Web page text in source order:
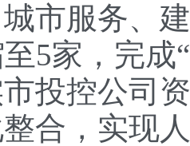
市服务、
5家，完成
投控公司
合，实现